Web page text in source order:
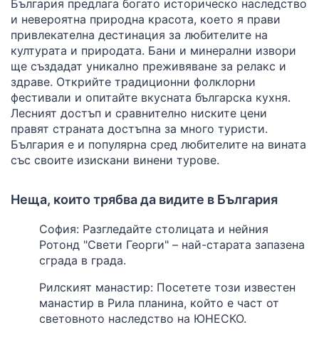
България предлага богато историческо наследство
и невероятна природна красота, което я прави
привлекателна дестинация за любителите на
културата и природата. Бани и минерални извори
ще създадат уникално преживяване за релакс и
здраве. Открийте традиционни фолклорни
фестивали и опитайте вкусната българска кухня.
Лесният достъп и сравнително ниските цени
правят страната достъпна за много туристи.
България е и популярна сред любителите на вината
със своите изискани винени турове.
Неща, които трябва да видите в България
София: Разгледайте столицата и нейния
Ротонд "Свети Георги" – най-старата запазена
сграда в града.
Рилският манастир: Посетете този известен
манастир в Рила планина, който е част от
световното наследство на ЮНЕСКО.